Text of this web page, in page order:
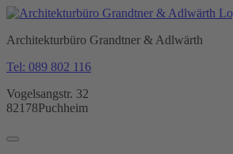
Architekturbüro Grandtner & Adlwärth
Tel: 089 802 116
Vogelsangstr. 32
82178Puchheim